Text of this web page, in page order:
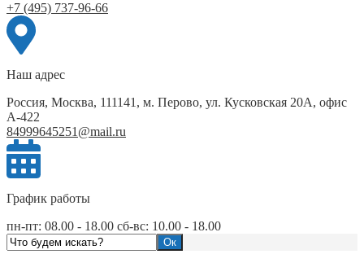
+7 (495) 737-96-66
Наш адрес
Россия, Москва, 111141, м. Перово, ул. Кусковская 20А, офис
А-422
84999645251@mail.ru
График работы
пн-пт: 08.00 - 18.00 сб-вс: 10.00 - 18.00